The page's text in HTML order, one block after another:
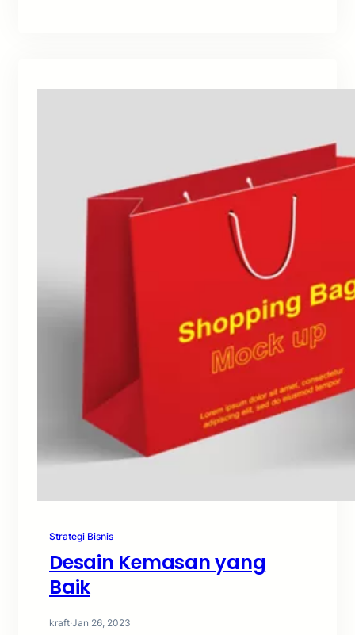
Strategi Bisnis
Desain Kemasan yang
Baik
kraft·Jan 26, 2023